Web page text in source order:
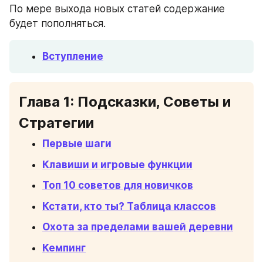
По мере выхода новых статей содержание
будет пополняться.
Вступление
Глава 1: Подсказки, Советы и
Стратегии
Первые шаги
Клавиши и игровые функции
Топ 10 советов для новичков
Кстати, кто ты? Таблица классов
Охота за пределами вашей деревни
Кемпинг